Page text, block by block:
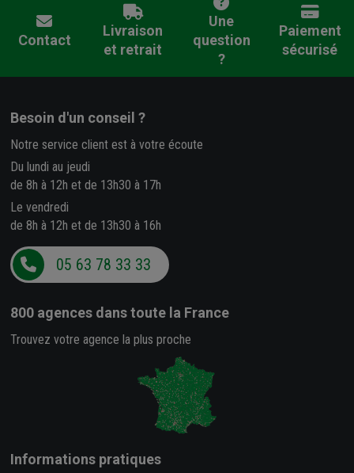
Contact
Livraison
et retrait
Une
question
?
Paiement
sécurisé
Besoin d'un conseil ?
Notre service client est à votre écoute
Du lundi au jeudi
de 8h à 12h et de 13h30 à 17h
Le vendredi
de 8h à 12h et de 13h30 à 16h
05 63 78 33 33
800 agences dans toute la France
Trouvez votre agence la plus proche
Informations pratiques